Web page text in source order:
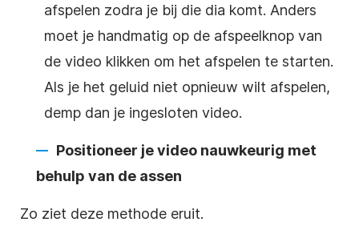
afspelen zodra je bij die dia komt. Anders
moet je handmatig op de afspeelknop van
de video klikken om het afspelen te starten.
Als je het geluid niet opnieuw wilt afspelen,
demp dan je ingesloten video.
Positioneer jevideo nauwkeurig met
behulp van de assen
Zo ziet deze methode eruit.